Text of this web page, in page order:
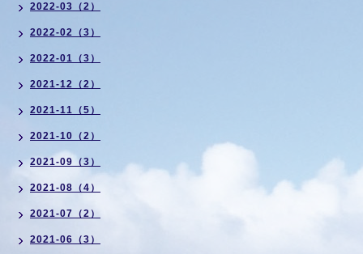
2022-03（2）
2022-02（3）
2022-01（3）
2021-12（2）
2021-11（5）
2021-10（2）
2021-09（3）
2021-08（4）
2021-07（2）
2021-06（3）